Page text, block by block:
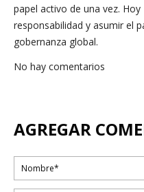
papel activo de una vez.
responsabilidad y asumir el
gobernanza global.
No hay comentarios
AGREGAR